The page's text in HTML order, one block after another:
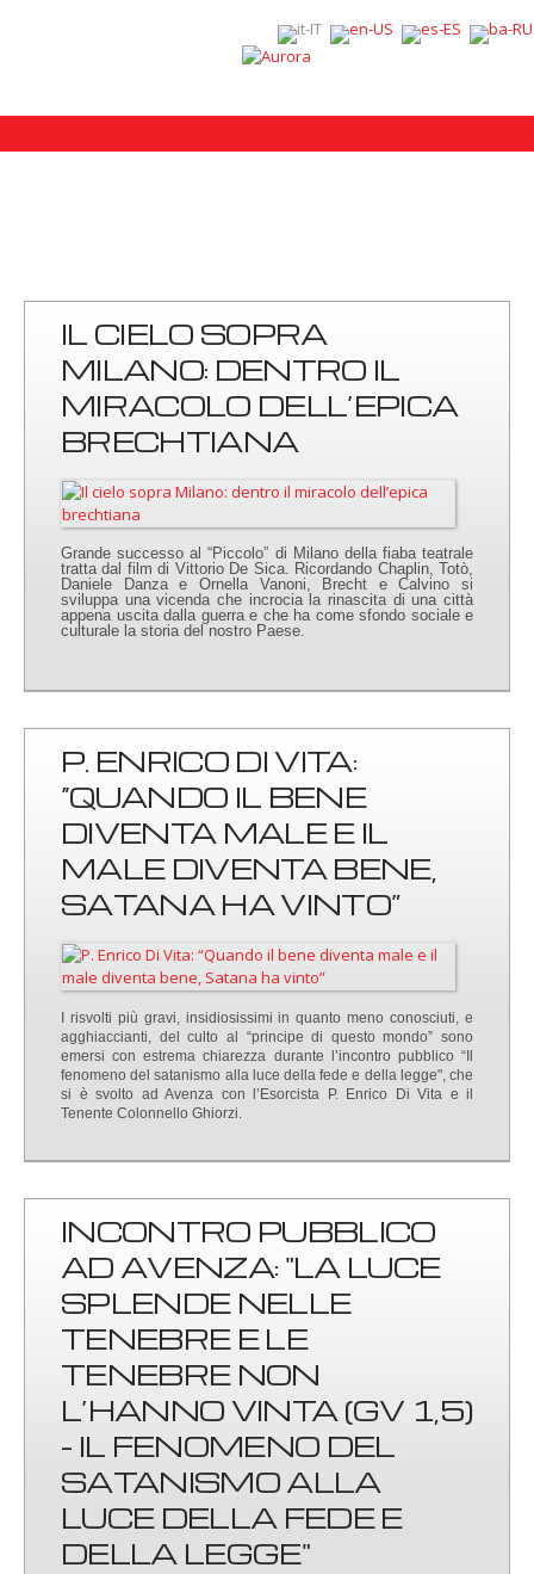
IL CIELO SOPRA
MILANO: DENTRO IL
MIRACOLO DELL’EPICA
BRECHTIANA
Grande successo al “Piccolo” di Milano della fiaba teatrale
tratta dal film di Vittorio De Sica. Ricordando Chaplin, Totò,
Daniele Danza e Ornella Vanoni, Brecht e Calvino si
sviluppa una vicenda che incrocia la rinascita di una città
appena uscita dalla guerra e che ha come sfondo sociale e
culturale la storia del nostro Paese.
P. ENRICO DI VITA:
“QUANDO IL BENE
DIVENTA MALE E IL
MALE DIVENTA BENE,
SATANA HA VINTO”
I risvolti più gravi, insidiosissimi in quanto meno conosciuti, e
agghiaccianti, del culto al “principe di questo mondo” sono
emersi con estrema chiarezza durante l’incontro pubblico “Il
fenomeno del satanismo alla luce della fede e della legge", che
si è svolto ad Avenza con l’Esorcista P. Enrico Di Vita e il
Tenente Colonnello Ghiorzi.
INCONTRO PUBBLICO
AD AVENZA: "LA LUCE
SPLENDE NELLE
TENEBRE E LE
TENEBRE NON
L’HANNO VINTA (GV 1,5)
- IL FENOMENO DEL
SATANISMO ALLA
LUCE DELLA FEDE E
DELLA LEGGE"